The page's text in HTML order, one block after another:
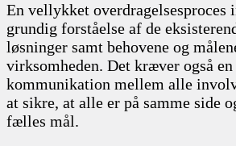
En vellykket overdragelsesproces
grundig forståelse af de
løsninger samt behovene og
virksomheden. Det kræver også
kommunikation mellem alle
at sikre, at alle er på samme side
fælles mål.